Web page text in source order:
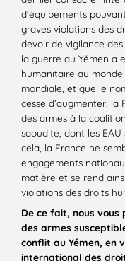
d’équipements
graves violations des
devoir de vigilance
la guerre au Yémen a
humanitaire au
mondiale, et que le
cesse d’augmenter,
des armes à la
saoudite, dont les
cela, la France ne
engagements
matière et se rend
violations des droits
De ce fait, nous vous
des armes
conflit au Yémen, en
international des